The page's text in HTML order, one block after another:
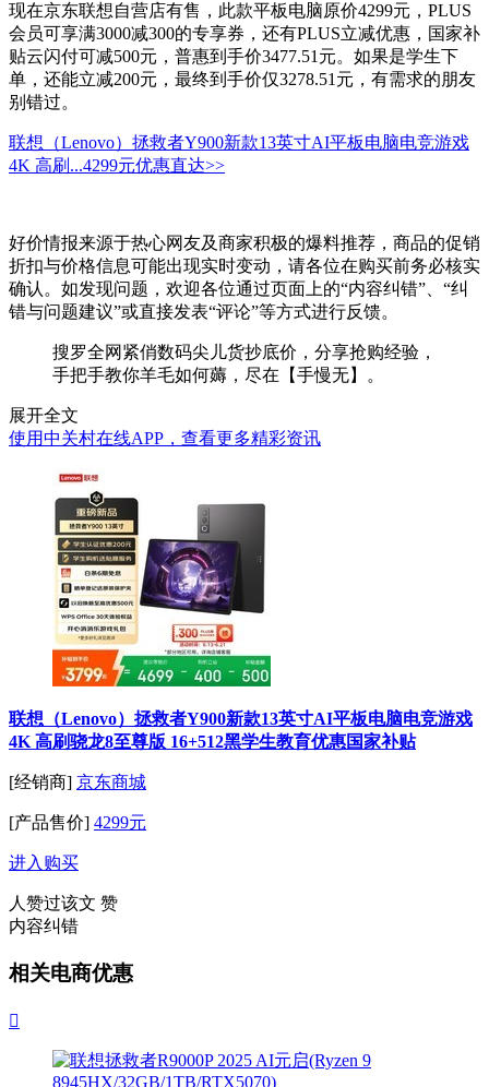
现在京东联想自营店有售，此款平板电脑原价4299元，PLUS
会员可享满3000减300的专享券，还有PLUS立减优惠，国家补
贴云闪付可减500元，普惠到手价3477.51元。如果是学生下
单，还能立减200元，最终到手价仅3278.51元，有需求的朋友
别错过。
联想（Lenovo）拯救者Y900新款13英寸AI平板电脑电竞游戏
4K 高刷...4299元优惠直达>>
好价情报来源于热心网友及商家积极的爆料推荐，商品的促销
折扣与价格信息可能出现实时变动，请各位在购买前务必核实
确认。如发现问题，欢迎各位通过页面上的“内容纠错”、“纠
错与问题建议”或直接发表“评论”等方式进行反馈。
搜罗全网紧俏数码尖儿货抄底价，分享抢购经验，
手把手教你羊毛如何薅，尽在【手慢无】。
展开全文
使用中关村在线APP，查看更多精彩资讯
联想（Lenovo）拯救者Y900新款13英寸AI平板电脑电竞游戏
4K 高刷骁龙8至尊版 16+512黑学生教育优惠国家补贴
[经销商] 京东商城
[产品售价] 4299元
进入购买
人赞过该文 赞
内容纠错
相关电商优惠
